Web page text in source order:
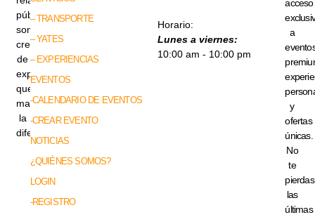
públicas,
somos
creadores
de
experiencias
que
marcan
la
diferencia.
– TRANSPORTE
– YATES
– EXPERIENCIAS
EVENTOS
-CALENDARIO DE EVENTOS
-CREAR EVENTO
NOTICIAS
¿QUIÉNES SOMOS?
LOGIN
-REGISTRO
Horario:
Lunes a viernes:
10:00 am - 10:00 pm
acceso
a
y
ofertas
únicas.
No
te
pierdas
las
últimas